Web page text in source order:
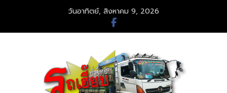
content
วันอาทิตย์, สิงหาคม 9, 2026